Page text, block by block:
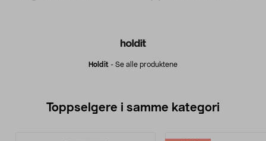
Holdit - Se alle produktene
Toppselgere i samme kategori